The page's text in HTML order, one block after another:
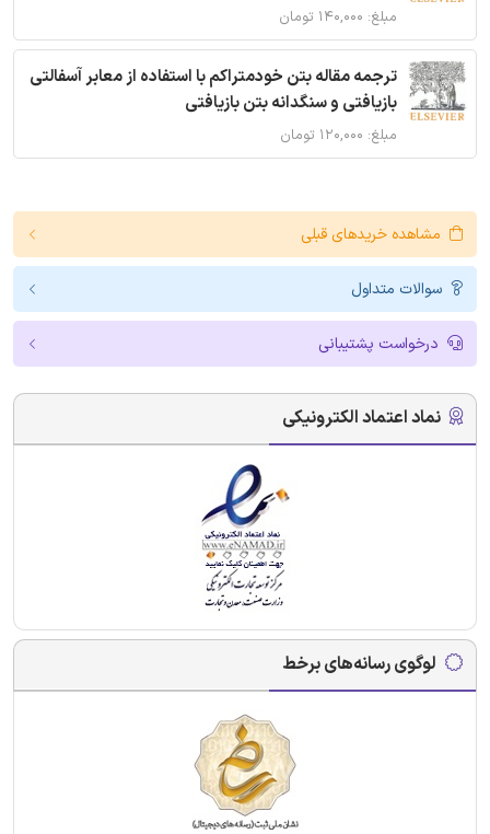
مبلغ: ۱۴۰,۰۰۰ تومان
ترجمه مقاله بتن خودمتراکم با استفاده از معابر آسفالتی
بازیافتی و سنگدانه بتن بازیافتی
مبلغ: ۱۲۰,۰۰۰ تومان
مشاهده خریدهای قبلی
سوالات متداول
درخواست پشتیبانی
نماد اعتماد الکترونیکی
لوگوی رسانه‌های برخط